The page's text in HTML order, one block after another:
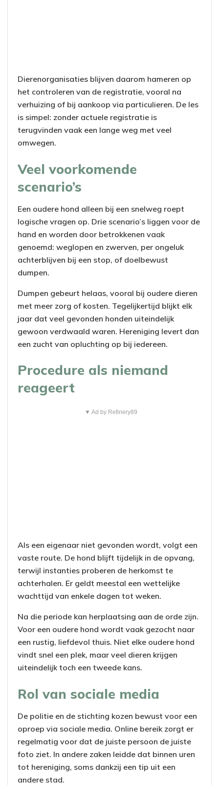
Dierenorganisaties blijven daarom hameren op
het controleren van de registratie, vooral na
verhuizing of bij aankoop via particulieren. De les
is simpel: zonder actuele registratie is
terugvinden vaak een lange weg met veel
omwegen.
Veel voorkomende
scenario’s
Een oudere hond alleen bij een snelweg roept
logische vragen op. Drie scenario’s liggen voor de
hand en worden door betrokkenen vaak
genoemd: weglopen en zwerven, per ongeluk
achterblijven bij een stop, of doelbewust
dumpen.
Dumpen gebeurt helaas, vooral bij oudere dieren
met meer zorg of kosten. Tegelijkertijd blijkt elk
jaar dat veel gevonden honden uiteindelijk
gewoon verdwaald waren. Hereniging levert dan
een zucht van opluchting op bij iedereen.
Procedure als niemand
reageert
▼ Ad by Refinery89
Als een eigenaar niet gevonden wordt, volgt een
vaste route. De hond blijft tijdelijk in de opvang,
terwijl instanties proberen de herkomst te
achterhalen. Er geldt meestal een wettelijke
wachttijd van enkele dagen tot weken.
Na die periode kan herplaatsing aan de orde zijn.
Voor een oudere hond wordt vaak gezocht naar
een rustig, liefdevol thuis. Niet elke oudere hond
vindt snel een plek, maar veel dieren krijgen
uiteindelijk toch een tweede kans.
Rol van sociale media
De politie en de stichting kozen bewust voor een
oproep via sociale media. Online bereik zorgt er
regelmatig voor dat de juiste persoon de juiste
foto ziet. In andere zaken leidde dat binnen uren
tot hereniging, soms dankzij een tip uit een
andere stad.